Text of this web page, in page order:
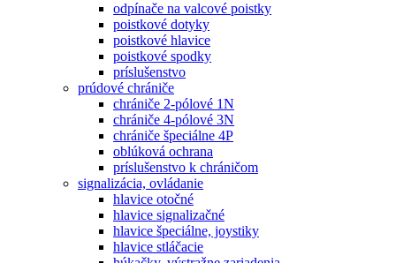
odpínače na valcové poistky
poistkové dotyky
poistkové hlavice
poistkové spodky
príslušenstvo
prúdové chrániče
chrániče 2-pólové 1N
chrániče 4-pólové 3N
chrániče špeciálne 4P
oblúková ochrana
príslušenstvo k chráničom
signalizácia, ovládanie
hlavice otočné
hlavice signalizačné
hlavice špeciálne, joystiky
hlavice stláčacie